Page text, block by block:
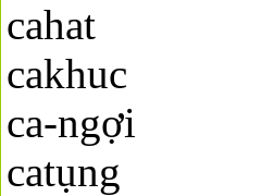
cahat
cakhuc
ca-ngợi
catụng